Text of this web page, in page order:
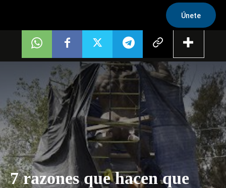
Únete
7 razones que hacen que